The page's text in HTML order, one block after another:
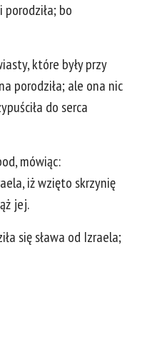
porodziła; bo
które były przy
porodziła; ale ona nic
do serca
mówiąc:
iż wzięto skrzynię
jej.
się sława od Izraela;